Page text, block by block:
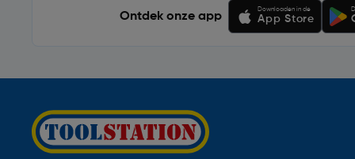
Ontdek onze app
Downloaden in de
App Store